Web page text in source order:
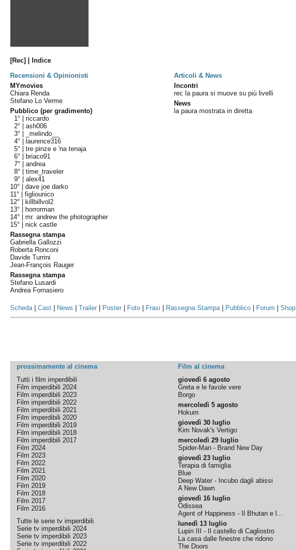
[Rec] | Indice
Recensioni & Opinionisti
Articoli & News
MYmovies
Chiara Renda
Stefano Lo Verme
Pubblico (per gradimento)
1° |riccardo
2° |ash006
3° |
_melindo__
4° |
laurence316
5° |tre pinze e 'na tenaja
6° |
briaco91
7° |andrea
8° |time_traveler
9° |alex41
10° |dave joe darko
11° |figliounico
12° |
killbillvol2
13° |
horrorman
14° |mr. andrew the photographer
15° |nick castle
Rassegna stampa
Gabriella Gallozzi
Roberta Ronconi
Davide Turrini
Jean-François Rauger
Rassegna stampa
Stefano Lusardi
Andrea Fornasiero
Incontri
rec la paura si muove su più livelli
News
la paura mostrata in diretta
Scheda|Cast News |Trailer Poster Foto Frasi Rassegna Stampa| Pubblico Forum |Shop
prossimamente al cinema Film al cinema
Tutti i film imperdibili
Film imperdibili 2024
Film imperdibili 2023
Film imperdibili 2022
Film imperdibili 2021
Film imperdibili 2020
Film imperdibili 2019
Film imperdibili 2018
Film imperdibili 2017
Film 2024
Film 2023
Film 2022
Film 2021
Film 2020
Film 2019
Film 2018
Film 2017
Film 2016
Tutte le serie tv imperdibili
Serie tv imperdibili 2024
Serie tv imperdibili 2023
Serie tv imperdibili 2022
giovedì 6 agosto
Greta e le favole vere
Borgo
mercoledì 5 agosto
Hokum
giovedì 30 luglio
Kim Novak's Vertigo
mercoledì 29 luglio
Spider-Man - Brand New Day
giovedì 23 luglio
Terapia di famiglia
Blue
Deep Water - Incubo dagli abissi
A New Dawn
giovedì 16 luglio
Odissea
Agent of Happiness - Il Bhutan e l...
lunedì 13 luglio
Lupin III - Il castello di Cagliostro
La casa dalle finestre che ridono
The Doors